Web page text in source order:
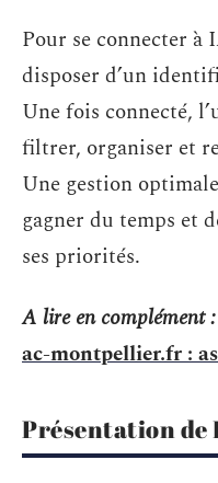
Pour se connecter
disposer d’un
Une fois connecté,
filtrer, organiser et
Une gestion
gagner du temps et
ses priorités.
A lire en complément :
ac-montpellier.fr :
Présentation de